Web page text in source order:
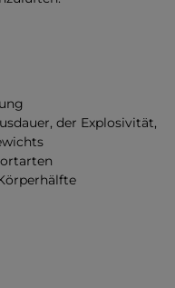
der Explosivität,